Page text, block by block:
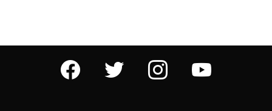
facebook twitter instagram